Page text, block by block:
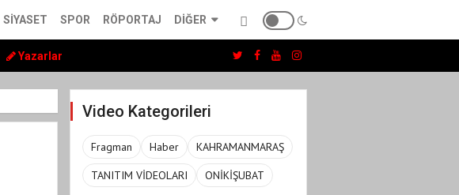
SIYASET SPOR RÖPORTAJ DIĞER
Yazarlar
Video Kategorileri
Fragman Haber
KAHRAMANMARAŞ
TANITIM VİDEOLARI
ONİKİŞUBAT